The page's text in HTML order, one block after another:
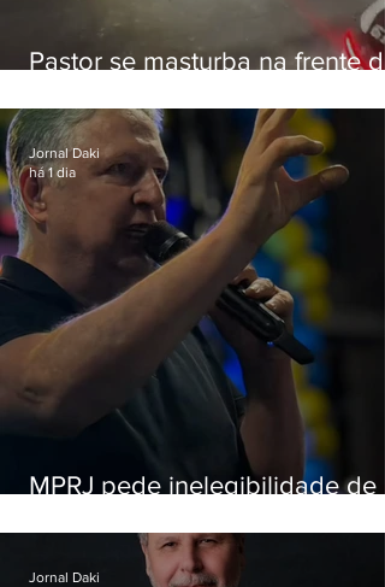
Pastor se masturba na frente de
MPRJ pede inelegibilidade de
Jornal Daki
há 1 dia
Jornal Daki